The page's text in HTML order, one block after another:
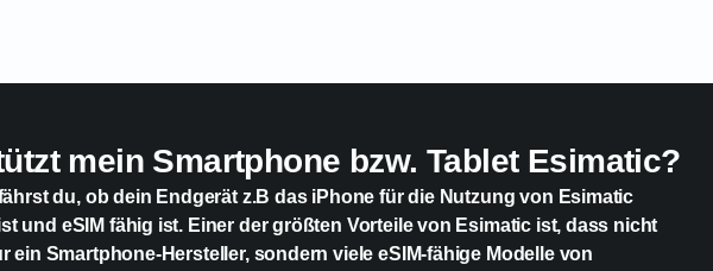
mein Smartphone bzw. Tablet Esimatic?
du, ob dein Endgerät z.B das iPhone für die Nutzung von Esimatic
und eSIM fähig ist. Einer der größten Vorteile von Esimatic ist, dass nicht
ein Smartphone-Hersteller, sondern viele eSIM-fähige Modelle von